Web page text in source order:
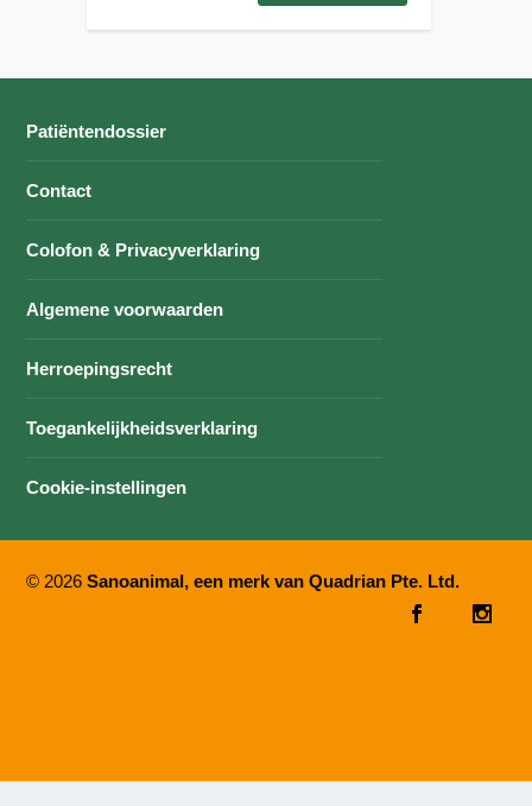
Patiëntendossier
Contact
Colofon & Privacyverklaring
Algemene voorwaarden
Herroepingsrecht
Toegankelijkheidsverklaring
Cookie-instellingen
© 2026Sanoanimal, een merk van Quadrian Pte. Ltd.